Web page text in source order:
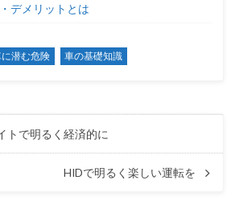
デメリットとは
潜む危険 車の基礎知識
トで明るく経済的に
HIDで明るく楽しい運転を